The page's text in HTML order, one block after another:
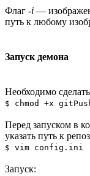
Флаг -i —
путь к любому
Запуск демона
Необходимо
$ chmod +x
Перед запуском в
указать путь к
$ vim config.ini
Запуск: